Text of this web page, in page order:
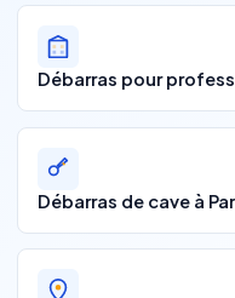
Débarras pour
Débarras de cave à